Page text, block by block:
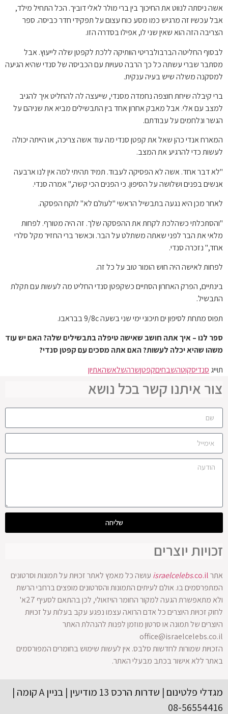
אשה ניסתה לנווט את החיכוך בין ברי מולר לאלי דוביך. הכל התחיל מילד,
אבל עכשיו זה מרגיש כמו מסע כוח עצום על תפקידי חדר כביסה. ספר
הצריבה הזה הוא שאין שני לו, אפילו בסדרה הזו.
לבסוף החליטה הברבולבריטי הוותיקה ללכת לקפטן שלה לייעוץ. אבל
מסתבר שברי עשתה כל כך הרבה טעויות עם הכביסה של סנדי שהיא הגיעה
למסקנה משלה שיש בעיה ענקית.
ברי קיבלה שיחת חוצפה נחמדה מסנדי, שייעצה לה להחליט איך להגיב
למצב עם אלי. אבל מאבק אחרון אחד בין התבשילים מביא את שניהם על
הגשר ונלחמים על עבודתם.
המארח אנדי כהן שאל את קפטן סנדי מה עוד אשה צריכה, או הייתה יכולה
לעשות כדי להרגיע את המצב.
"לא דבר אחד. אשה לא הפסיקה לעבוד. תמיד תהיתי למה אין לנו ארבעה
אנשים בפנים ושלושה על הסיפון. כי הפנים הכי קשה," אמרה סנדי.
לאחר מכן היא נגעה בתבשיל הראשי "לעולם לא" לוקח הפסקה.
"והסתכלתי כשהלכת לקחת את ההפסקה שלך. זה היה מטורף. לפחות
מלאי את הבר לפני שאתה משתלט על הבר. וכאשר ברי החזיר מקל סלרי
אחד," נזכרה סנדי.
לפחות לאישה היה חוש הומור טוב על כל זה.
בינתיים, הפרק האחרון הסתיים כשקפטן סנדי החליט מה לעשות עם תקלת
התבשיל.
תפוס מתחת לסיפון ים תיכוני ימי שני בשעה 9/8c בבראבו.
ספר לנו – איך אתה חושב שאישה טיפלה בתבשילים שלה? האם יש עוד
משהו שהיא יכלה לעשות? האם אתה מסכים עם קפטן סנדי?
תוייג סנדיסקוטהשבחיםקפטןשרהשלאשהאתיון
צור איתנו קשר בכל נושא
שליחה
זכויות יוצרים
אתר israelcelebs.co.il
עושה כל מאמץ לאתר זכויות על תמונות וסרטונים
המתפרסמים בו. אולם לעיתים התמונות והסרטונים מופצים ברחבי הרשת
ולא מתאפשרת הגעה למקור החומר הויזאולי, לכן בהתאם לסעיף 27א'
לחוק זכויות היוצרים כל אדם הרואה עצמו נפגע עקב בעלות על זכויות
היוצרים של תמונה או סרטון מוזמן לפנות להנהלת האתר
office@israelcelebs.co.il
הזכויות שמורות לחדשות סלבס. אין לעשות שימוש בחומרים המפורסמים
באתר ללא אישור בכתב מבעלי האתר.
מגדלי פלטינום | שדרות הרכס 13 מודיעין | בניין A קומה |
08-56554416